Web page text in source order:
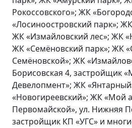
Рокоссовского»; ЖК
«Лосиноостровский парк»;
ЖК «Измайловский лес»; ЖК
ЖК «Семёновский парк»; ЖК
Семёновской»; ЖК
Борисовская 4, застройщик
Девелопмент»; ЖК
«Новогиреевский»; ЖК «Мой
Первомайской», ул. Нижняя
застройщик КП «УГС» и